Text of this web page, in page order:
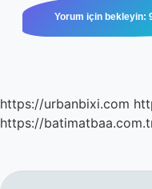
https://urbanbixi.com
https://